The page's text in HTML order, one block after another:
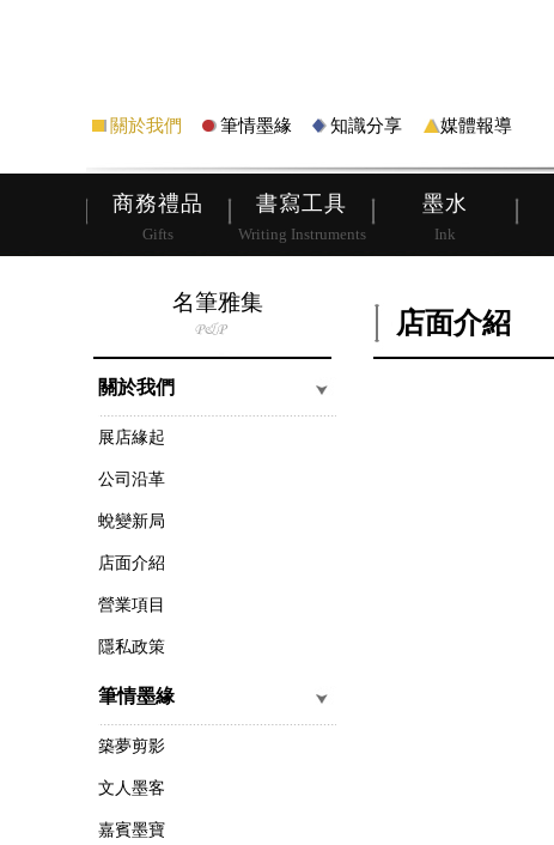
關於我們 筆情墨緣 知識分享 媒體報導
商務禮品
Gifts
書寫工具
Writing Instruments
墨水
Ink
名筆雅集
關於我們
展店緣起
公司沿革
蛻變新局
店面介紹
營業項目
隱私政策
筆情墨緣
築夢剪影
文人墨客
嘉賓墨寶
店面介紹